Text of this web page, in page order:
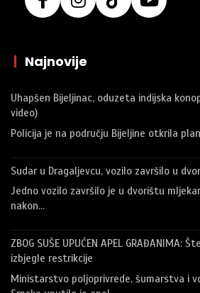
| Najnovije
Uhapšen Bijeljinac, oduzeta indijska
video)
Policija je na području Bijeljine otkrila
Sudar u Dragaljevcu, vozilo završilo u
Jedno vozilo završilo je u dvorištu
nakon…
ZBOG SUŠE UPUĆEN APEL GRAĐANIMA:
izbjegle restrikcije
Ministarstvo poljoprivrede, šumarstva i